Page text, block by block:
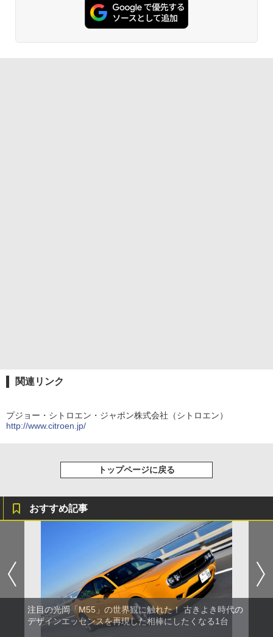
関連リンク
プジョー・シトロエン・ジャポン株式会社（シトロエン）
http://www.citroen.jp/
トップページに戻る
おすすめ記事
注目の光岡「M55」の世界観に触れた！ 古きよき時代の
デザインエッセンスを再現した相棒にしたくなる1台